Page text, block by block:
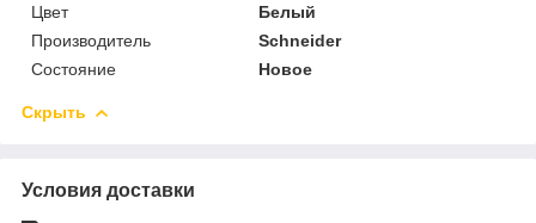
Цвет
Белый
Производитель
Schneider
Состояние
Новое
Скрыть
Условия доставки